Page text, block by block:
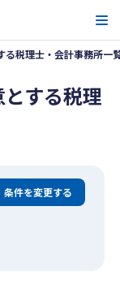
る税理士・会計事務所一
する税理
条件を変更する